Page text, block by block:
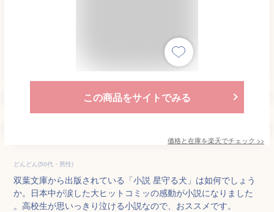
この商品をサイトでみる
価格と在庫を楽天でチェック >>
どんどん(50代・男性)
双葉文庫から出版されている「小説 星守る犬」は如何でしょう
か。日本中が涙した大ヒットコミッの感動が小説になりました
。高校生が思いっきり泣ける小説なので、おススメです。